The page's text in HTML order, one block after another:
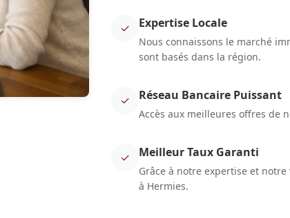
✓ Expertise Locale
Nous connaissons le marché
sont basés dans la région.
✓ Réseau Bancaire Puissant
Accès aux meilleures offres de
✓ Meilleur Taux Garanti
Grâce à notre expertise et
à Hermies.